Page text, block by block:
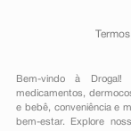
Bem-vindo à
medicamentos ,
e bebê, conveniênciae
bem-estar. Explore